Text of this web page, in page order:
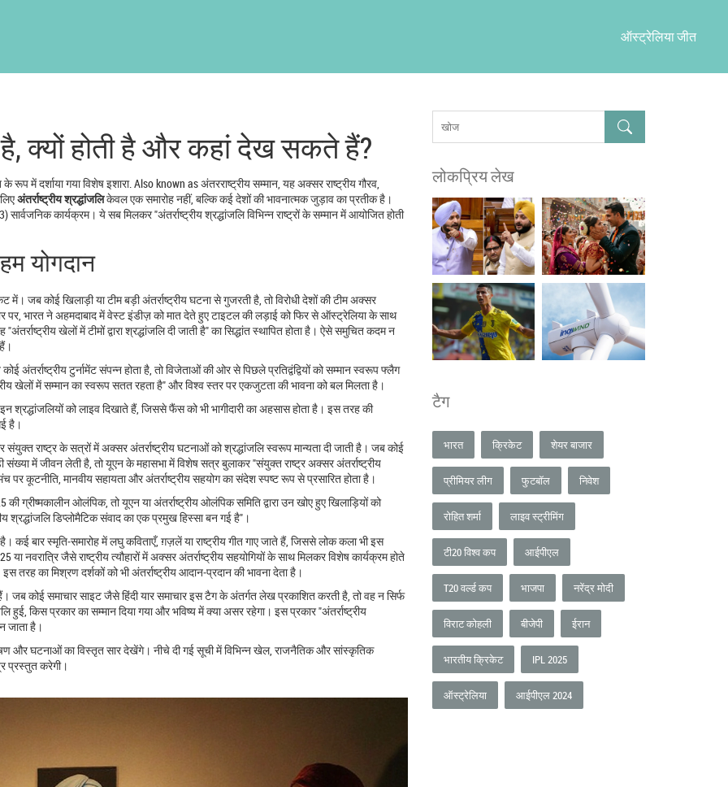
ऑस्ट्रेलिया जीत
है, क्यों होती है और कहां देख सकते हैं?
के रूप में दर्शाया गया विशेष इशारा. Also known asअंतरराष्ट्रीय सम्मान , यह अक्सर राष्ट्रीय गौरव,
अंतर्राष्ट्रीय श्रद्धांजलिकेवल एक समारोह नहीं, बल्कि कई देशों की भावनात्मक जुड़ाव का प्रतीक है।
कार्यक्रम। ये सब मिलकर "अंतर्राष्ट्रीय श्रद्धांजलि विभिन्न राष्ट्रों के सम्मान में आयोजित होती
योगदान
में। जब कोई खिलाड़ी या टीम बड़ी अंतर्राष्ट्रीय घटना से गुजरती है, तो विरोधी देशों की टीम अक्सर
पर, भारत ने अहमदाबाद में वेस्ट इंडीज़ को मात देते हुए टाइटल की लड़ाई को फिर से ऑस्ट्रेलिया के साथ
खेलों में टीमों द्वारा श्रद्धांजलि दी जाती है" का सिद्धांत स्थापित होता है। ऐसे समुचित कदम न
टुर्नामेंट संपन्न होता है, तो विजेताओं की ओर से पिछले प्रतिद्वंद्वियों को सम्मान स्वरूप फ्लैग
खेलों में सम्मान का स्वरूप सतत रहता है" और विश्व स्तर पर एकजुटता की भावना को बल मिलता है।
को लाइव दिखाते हैं, जिससे फैंस को भी भागीदारी का अहसास होता है। इस तरह की
है।
संयुक्त राष्ट्रके सत्रों में अक्सर अंतर्राष्ट्रीय घटनाओं को श्रद्धांजलि स्वरूप मान्यता दी जाती है। जब कोई
संख्या में जीवन लेती है, तो यूएन के महासभा में विशेष सत्र बुलाकर "संयुक्त राष्ट्र अक्सर अंतर्राष्ट्रीय
पर कूटनीति, मानवीय सहायता और अंतर्राष्ट्रीय सहयोग का संदेश स्पष्ट रूप से प्रसारित होता है।
ओलंपिक, तो यूएन या अंतर्राष्ट्रीय ओलंपिक समिति द्वारा उन खोए हुए खिलाड़ियों को
श्रद्धांजलि डिप्लोमैटिक संवाद का एक प्रमुख हिस्सा बन गई है"।
कई बार स्मृति‑समारोह में लघु कविताएँ, ग़ज़लें या राष्ट्रीय गीत गाए जाते हैं, जिससे लोक कला भी इस
नवरात्रि जैसे राष्ट्रीय त्यौहारों में अक्सर अंतर्राष्ट्रीय सहयोगियों के साथ मिलकर विशेष कार्यक्रम होते
का मिश्रण दर्शकों को भी अंतर्राष्ट्रीय आदान‑प्रदान की भावना देता है।
जब कोई समाचार साइट जैसे हिंदी यार समाचार इस टैग के अंतर्गत लेख प्रकाशित करती है, तो वह न सिर्फ
हुई, किस प्रकार का सम्मान दिया गया और भविष्य में क्या असर रहेगा। इस प्रकार "अंतर्राष्ट्रीय
जाता है।
और घटनाओं का विस्तृत सार देखेंगे। नीचे दी गई सूची में विभिन्न खेल, राजनैतिक और सांस्कृतिक
प्रस्तुत करेगी।
लोकप्रिय लेख
टैग
भारत क्रिकेट शेयर बाजार
प्रीमियर लीग फुटबॉल निवेश
रोहित शर्मा लाइव स्ट्रीमिंग
टी20 विश्व कप आईपीएल
T20 वर्ल्ड कप भाजपा नरेंद्र मोदी
विराट कोहली बीजेपी ईरान
भारतीय क्रिकेट IPL 2025
ऑस्ट्रेलिया आईपीएल 2024